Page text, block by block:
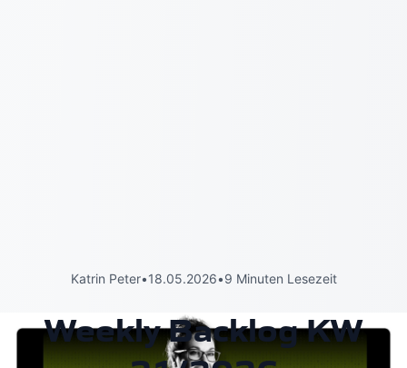
Katrin Peter•18.05.2026•9 Minuten Lesezeit
Weekly Backlog KW